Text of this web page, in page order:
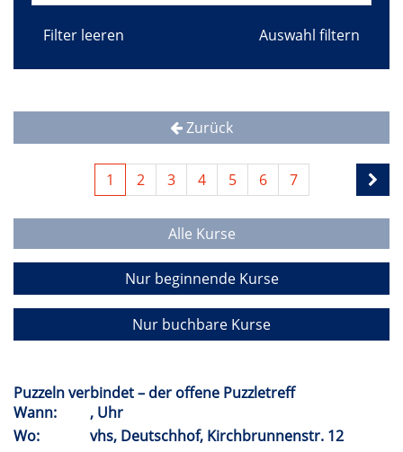
Filter leeren
Zurück
1 2 3 4 5 6 7
Alle Kurse
Nur beginnende Kurse
Nur buchbare Kurse
Puzzeln verbindet – der offene Puzzletreff
Wann:
, Uhr
Wo:
vhs, Deutschhof, Kirchbrunnenstr. 12